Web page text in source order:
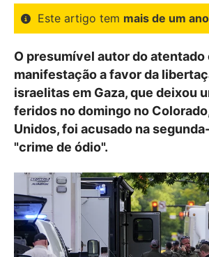
Este artigo tem mais de um ano
O presumível autor do atentado
manifestação a favor da
israelitas em Gaza, que deixou
feridos no domingo no
Unidos, foi acusado na
"crime de ódio".